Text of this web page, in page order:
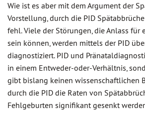
Wie ist es aber mit dem Argument der
Vorstellung, durch die PID
fehl. Viele der Störungen, die Anlass für
sein können, werden mittels der PID
diagnostiziert. PID und
in einem Entweder-oder-Verhältnis,
gibt bislang keinen wissenschaftlichen
durch die PID die Raten von
Fehlgeburten signifikant gesenkt